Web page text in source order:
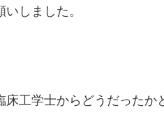
いしました。
床工学士からどうだったか